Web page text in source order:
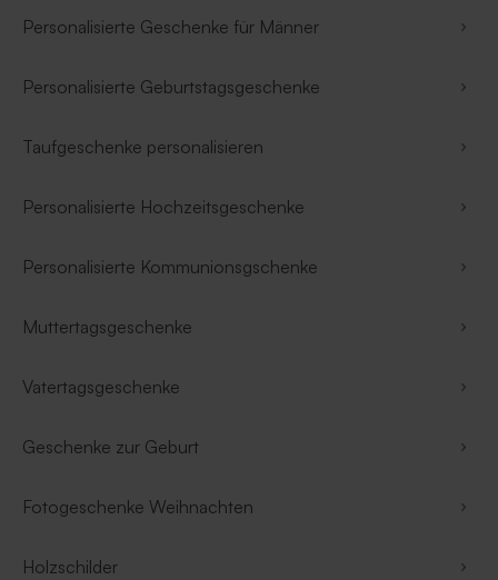
Personalisierte Geschenke für Männer
Personalisierte Geburtstagsgeschenke
Taufgeschenke personalisieren
Personalisierte Hochzeitsgeschenke
Personalisierte Kommunionsgschenke
Muttertagsgeschenke
Vatertagsgeschenke
Geschenke zur Geburt
Fotogeschenke Weihnachten
Holzschilder